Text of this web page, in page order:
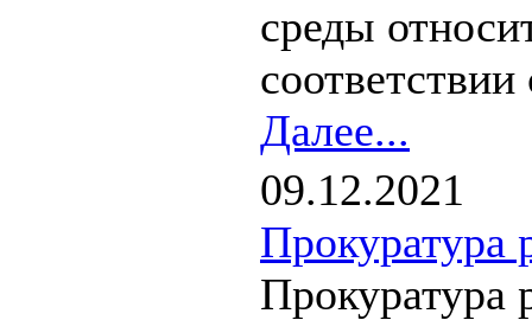
среды
Далее...
09.12.2021
Прокуратура
Прокуратура